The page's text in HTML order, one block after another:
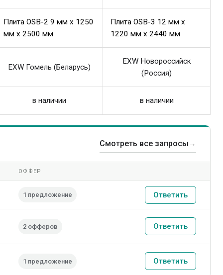
Плита OSB-2 9 мм x 1250
мм x 2500 мм
Плита OSB-3 12 мм x
1220 мм x 2440 мм
EXW Гомель (Беларусь)
EXW Новороссийск
(Россия)
в наличии в наличии
Смотреть все запросы →
ОФФЕР
1 предложение Ответить
2 офферов Ответить
1 предложение Ответить